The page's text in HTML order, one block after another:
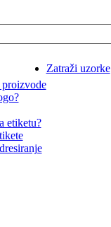
proizvode
etiketu?
Zatraži uzorke